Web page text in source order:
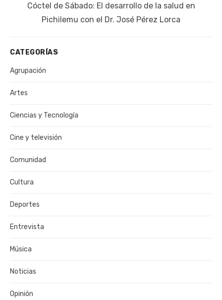
Siguiente
publicación:
Cóctel de Sábado: El desarrollo de la salud en
Pichilemu con el Dr. José Pérez Lorca
CATEGORÍAS
Agrupación
Artes
Ciencias y Tecnología
Cine y televisión
Comunidad
Cultura
Deportes
Entrevista
Música
Noticias
Opinión